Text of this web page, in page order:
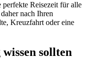
Reisezeit für alle
nach Ihren
Kreuzfahrt oder eine
sollten